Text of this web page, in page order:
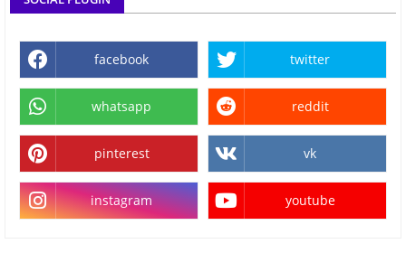
facebook twitter
whatsapp reddit
pinterest vk
instagram youtube